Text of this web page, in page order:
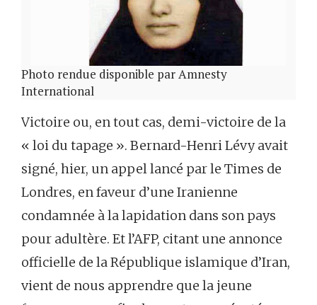
Photo rendue disponible par Amnesty
International
Victoire ou, en tout cas, demi-victoire de la
« loi du tapage ». Bernard-Henri Lévy avait
signé, hier, un appel lancé par le Times de
Londres, en faveur d’une Iranienne
condamnée à la lapidation dans son pays
pour adultère. Et l’AFP, citant une annonce
officielle de la République islamique d’Iran,
vient de nous apprendre que la jeune